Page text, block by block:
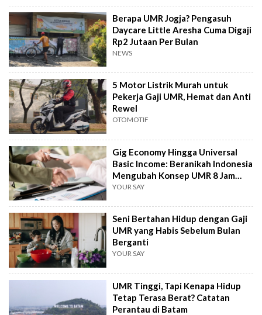
Berapa UMR Jogja? Pengasuh
Daycare Little Aresha Cuma Digaji
Rp2 Jutaan Per Bulan
NEWS
5 Motor Listrik Murah untuk
Pekerja Gaji UMR, Hemat dan Anti
Rewel
OTOMOTIF
Gig Economy Hingga Universal
Basic Income: Beranikah Indonesia
Mengubah Konsep UMR 8 Jam
Kerja?
YOUR SAY
Seni Bertahan Hidup dengan Gaji
UMR yang Habis Sebelum Bulan
Berganti
YOUR SAY
UMR Tinggi, Tapi Kenapa Hidup
Tetap Terasa Berat? Catatan
Perantau di Batam